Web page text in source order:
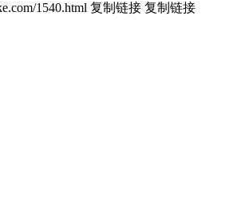
1540.html 复制链接 复制链接